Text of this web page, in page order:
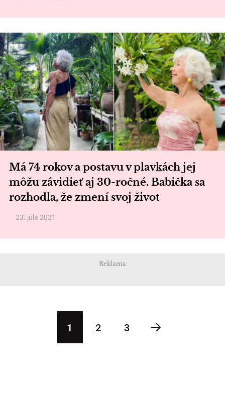
Má 74 rokov a postavu v plavkách jej
môžu závidieť aj 30-ročné. Babička sa
rozhodla, že zmení svoj život
23. júla 2021
Reklama
1 2 3